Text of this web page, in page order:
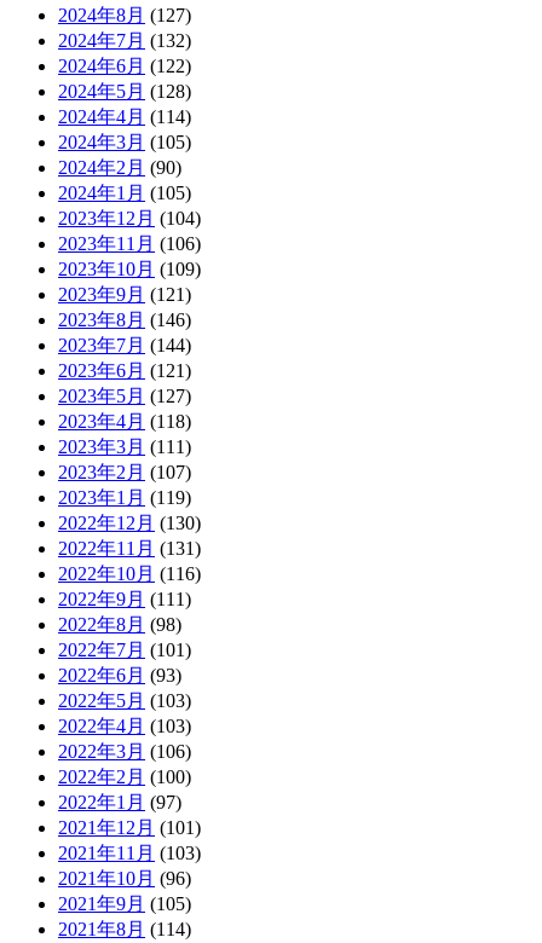
2024年8月 (127)
2024年7月 (132)
2024年6月 (122)
2024年5月 (128)
2024年4月 (114)
2024年3月 (105)
2024年2月 (90)
2024年1月 (105)
2023年12月 (104)
2023年11月 (106)
2023年10月 (109)
2023年9月 (121)
2023年8月 (146)
2023年7月 (144)
2023年6月 (121)
2023年5月 (127)
2023年4月 (118)
2023年3月 (111)
2023年2月 (107)
2023年1月 (119)
2022年12月 (130)
2022年11月 (131)
2022年10月 (116)
2022年9月 (111)
2022年8月 (98)
2022年7月 (101)
2022年6月 (93)
2022年5月 (103)
2022年4月 (103)
2022年3月 (106)
2022年2月 (100)
2022年1月 (97)
2021年12月 (101)
2021年11月 (103)
2021年10月 (96)
2021年9月 (105)
2021年8月 (114)